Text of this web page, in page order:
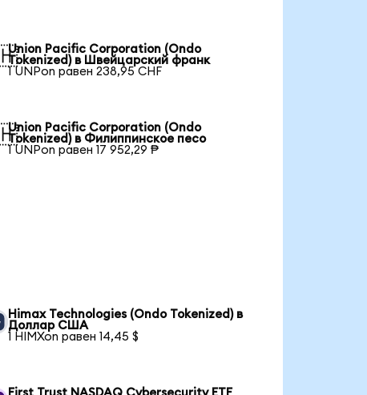
Union Pacific Corporation (Ondo
Tokenized) в Швейцарский франк
1 UNPon равен 238,95 CHF
Union Pacific Corporation (Ondo
Tokenized) в Филиппинское песо
1 UNPon равен 17 952,29 ₱
Himax Technologies (Ondo Tokenized) в
Доллар США
1 HIMXon равен 14,45 $